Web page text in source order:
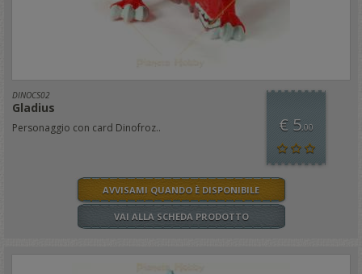
DINOCS02
Gladius
Personaggio con card Dinofroz.. € 5,00
AVVISAMI QUANDO È DISPONIBILE
VAI ALLA SCHEDA PRODOTTO